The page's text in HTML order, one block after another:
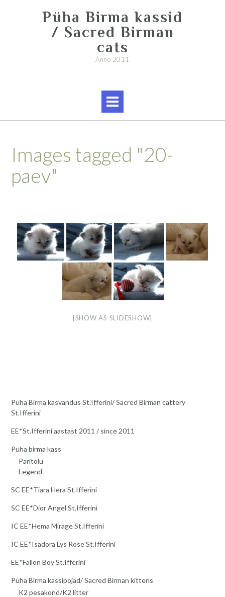
Püha Birma kassid
/ Sacred Birman
cats
Anno 2011
Images tagged "20-
paev"
[SHOW AS SLIDESHOW]
Püha Birma kasvandus St.Ifferini/ Sacred Birman cattery
St.Ifferini
EE*St.Ifferini aastast 2011 / since 2011
Püha birma kass
Päritolu
Legend
SC EE*Tiara Hera St.Ifferini
SC EE*Dior Angel St.Ifferini
IC EE*Hema Mirage St.Ifferini
IC EE*Isadora Lys Rose St.Ifferini
EE*Fallon Boy St.Ifferini
Püha Birma kassipojad/ Sacred Birman kittens
K2 pesakond/K2 litter